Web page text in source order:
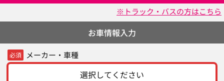
※トラック・バスの方はこちら
お車情報入力
必須 メーカー・車種
選択してください